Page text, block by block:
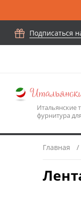
Подписаться
Итальянские
фурнитура
Главная